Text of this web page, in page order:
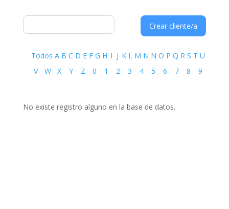
Crear cliente/a
Todos A B C D E F G H I J K L M N Ñ O P Q R S T U
V
W X Y Z 0 1 2 3 4 5 6 7 8 9
No existe registro alguno en la base de datos.